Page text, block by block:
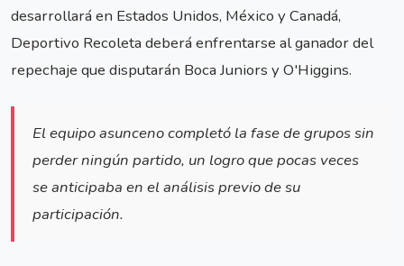
desarrollará en Estados Unidos, México y Canadá,
Deportivo Recoleta deberá enfrentarse al ganador del
repechaje que disputarán Boca Juniors y O'Higgins.
El equipo asunceno completó la fase de grupos sin
perder ningún partido, un logro que pocas veces
se anticipaba en el análisis previo de su
participación.